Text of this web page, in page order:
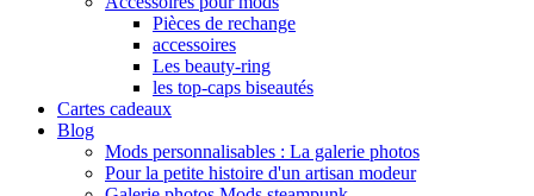
Pièces de rechange
accessoires
Les beauty-ring
les top-caps biseautés
Cartes cadeaux
Blog
Mods personnalisables : La galerie photos
Pour la petite histoire d'un artisan modeur